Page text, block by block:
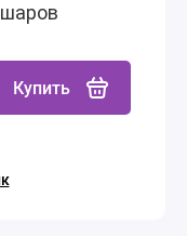
Купить